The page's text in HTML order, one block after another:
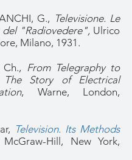
G., Televisione. Le
del "Radiovedere",Ulrico
Milano, 1931.
Ch., From Telegraphy to
The Story of Electrical
, Warne, London,
Television. Its Methods
Hill, New York,